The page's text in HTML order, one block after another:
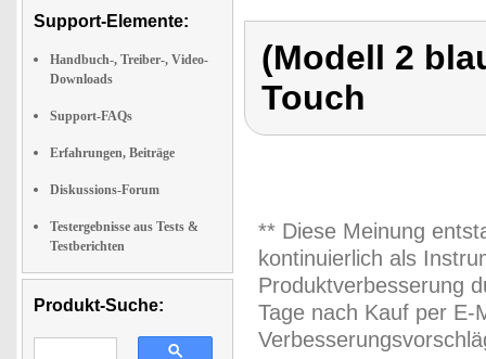
Support-Elemente:
Handbuch-, Treiber-, Video-
Downloads
Support-FAQs
Erfahrungen, Beiträge
Diskussions-Forum
Testergebnisse aus Tests &
Testberichten
Produkt-Suche:
(Modell 2
Touch
** Diese Meinung
kontinuierlich als
Produktverbesserung
Tage nach Kauf per E-